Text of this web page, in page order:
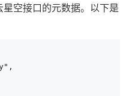
空接口的元数据。以下是